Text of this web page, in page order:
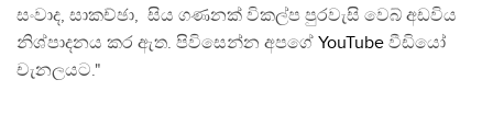
සංවාද, සාකච්ඡා, සිය ගණනක් විකල්ප පුරවැසි වෙබ් අඩවිය
නිශ්පාදනය කර ඇත. පිවිසෙන්න අපගේ YouTube වීඩියෝ
චැනලයට."